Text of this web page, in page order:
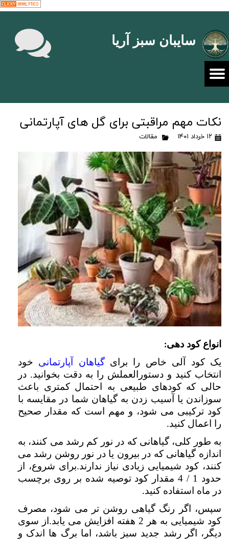
سایبان سبز آریا
نکات مهم مراقبتی برای گل های آپارتمانی
۱۲ خرداد ۱۴۰۱ مقالات
انواع کود دهی:
یک کود آلی خاص را برای گیاهان آپارتمانی خود
انتخاب کنید و دستورالعملش را به دقت بخوانید. در
حالی که کودهای طبیعی به احتمال کمتری باعث
سوزاندن یا آسیب زدن به گیاهان شما در مقایسه با
کود ترکیبی می شود، و مهم است که مقدار صحیح
را اعمال کنید.
به طور کلی، گیاهانی که در نور کم رشد می کنند، به
اندازه گیاهانی که در بیرون یا در نور روشن رشد می
کنند، کود شیمیایی زیادی نیاز ندارند.برای شروع، از
حدود 1 / 4 مقدار کود توصیه شده بر روی برچسب
در ماه استفاده کنید.
سپس، اگر رنگ گیاهی روشن تر می شود، مصرف
کود شیمیایی به هر 2 هفته افزایش می یابد.از سوی
دیگر، اگر رشد جدید سبز باشد، اما برگ ها اندک و